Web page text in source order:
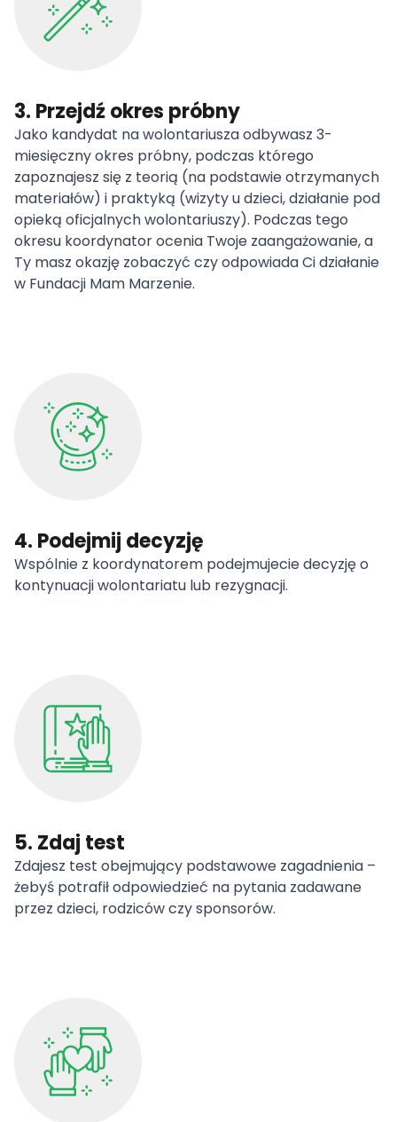
3. Przejdź okres próbny
Jako kandydat na wolontariusza odbywasz 3-
miesięczny okres próbny, podczas którego
zapoznajesz się z teorią (na podstawie otrzymanych
materiałów) i praktyką (wizyty u dzieci, działanie pod
opieką oficjalnych wolontariuszy). Podczas tego
okresu koordynator ocenia Twoje zaangażowanie, a
Ty masz okazję zobaczyć czy odpowiada Ci działanie
w Fundacji Mam Marzenie.
4. Podejmij decyzję
Wspólnie z koordynatorem podejmujecie decyzję o
kontynuacji wolontariatu lub rezygnacji.
5. Zdaj test
Zdajesz test obejmujący podstawowe zagadnienia –
żebyś potrafił odpowiedzieć na pytania zadawane
przez dzieci, rodziców czy sponsorów.